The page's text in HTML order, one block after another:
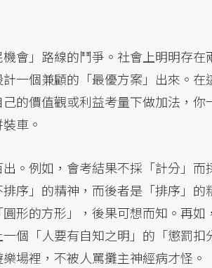
會」路線的鬥爭。社會上明明存在
計一個兼顧的「最優方案」出來。
的價值觀或利益考量下做加法，你
車。
。例如，會考結果不採「計分」而
序」的精神，而後者是「排序」的
形的方形」，後果可想而知。再如
個「人要有自知之明」的「懲罰扣
場裡，不被人罵攤主神經病才怪。